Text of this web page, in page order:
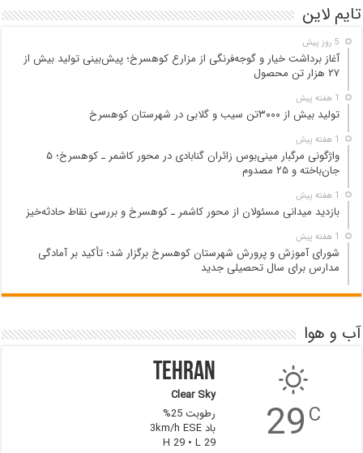
تایم لاین
5 روز پیش
آغاز برداشت خیار و گوجه‌فرنگی از مزارع کوهسرخ؛ پیش‌بینی تولید بیش از
۲۷ هزار تن محصول
1 هفته پیش
تولید بیش از ۳۰۰۰تن سیب و گلابی در شهرستان کوهسرخ
1 هفته پیش
واژگونی مرگبار مینی‌بوس زائران گنابادی در محور کاشمر ـ کوهسرخ؛ ۵
جان‌باخته و ۲۵ مصدوم
1 هفته پیش
بازدید میدانی مسئولان از محور کاشمر ـ کوهسرخ و بررسی نقاط حادثه‌خیز
1 هفته پیش
شورای آموزش و پرورش شهرستان کوهسرخ برگزار شد؛ تأکید بر آمادگی
مدارس برای سال تحصیلی جدید
آب و هوا
29C
Tehran
Clear Sky
رطوبت 25%
باد 3km/h ESE
H 29 • L 29